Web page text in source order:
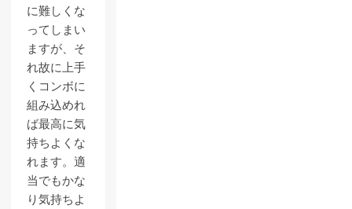
に難しくな
ってしまい
ますが、そ
れ故に上手
くコンボに
組み込めれ
ば最高に気
持ちよくな
れます。適
当でもかな
り気持ちよ